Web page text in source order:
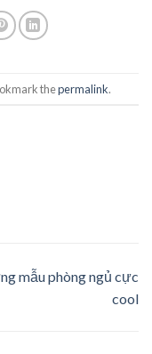
thepermalink.
mẫu phòng ngủ cực
cool